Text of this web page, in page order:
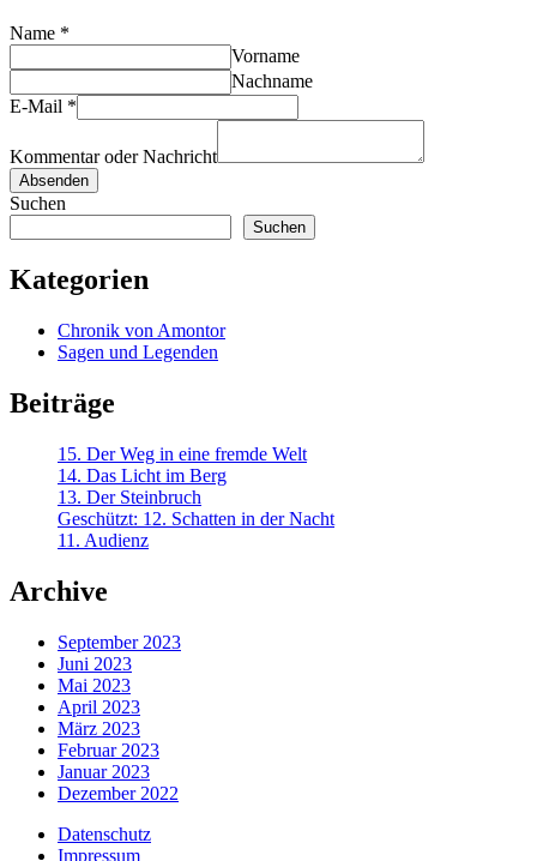
Name *
Vorname
Nachname
E-Mail *
Kommentar oder Nachricht
Absenden
Suchen
Suchen
Kategorien
Chronik von Amontor
Sagen und Legenden
Beiträge
15. Der Weg in eine fremde Welt
14. Das Licht im Berg
13. Der Steinbruch
Geschützt: 12. Schatten in der Nacht
11. Audienz
Archive
September 2023
Juni 2023
Mai 2023
April 2023
März 2023
Februar 2023
Januar 2023
Dezember 2022
Datenschutz
Impressum